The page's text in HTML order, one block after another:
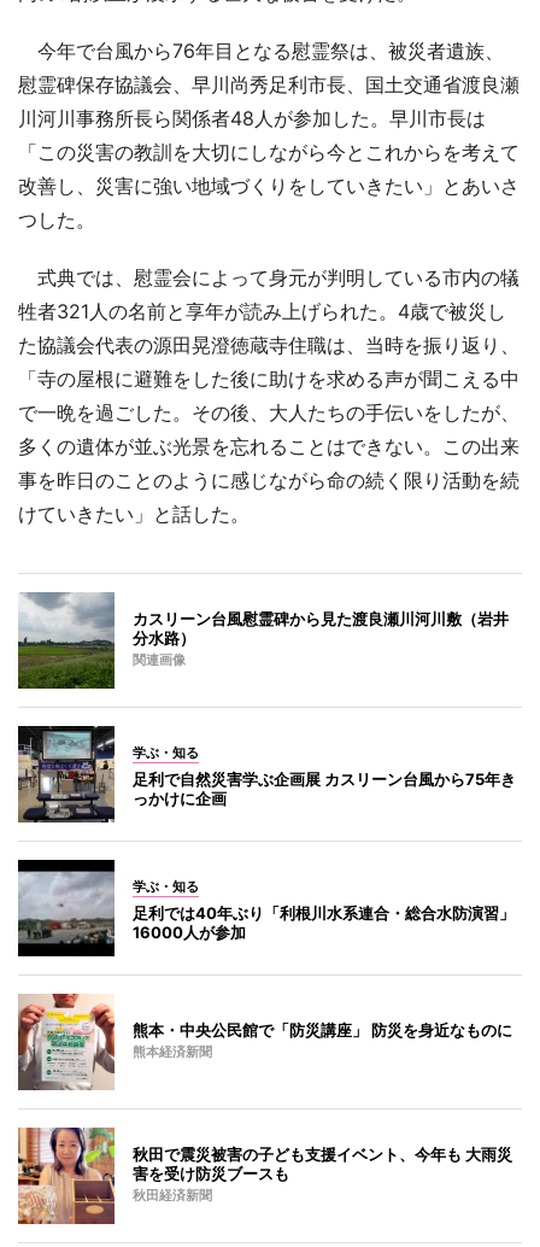
今年で台風から76年目となる慰霊祭は、被災者遺族、
慰霊碑保存協議会、早川尚秀足利市長、国土交通省渡良瀬
川河川事務所長ら関係者48人が参加した。早川市長は
「この災害の教訓を大切にしながら今とこれからを考えて
改善し、災害に強い地域づくりをしていきたい」とあいさ
つした。
式典では、慰霊会によって身元が判明している市内の犠
牲者321人の名前と享年が読み上げられた。4歳で被災し
た協議会代表の源田晃澄徳蔵寺住職は、当時を振り返り、
「寺の屋根に避難をした後に助けを求める声が聞こえる中
で一晩を過ごした。その後、大人たちの手伝いをしたが、
多くの遺体が並ぶ光景を忘れることはできない。この出来
事を昨日のことのように感じながら命の続く限り活動を続
けていきたい」と話した。
カスリーン台風慰霊碑から見た渡良瀬川河川敷（岩井
分水路）
関連画像
学ぶ・知る
足利で自然災害学ぶ企画展 カスリーン台風から75年き
っかけに企画
学ぶ・知る
足利では40年ぶり「利根川水系連合・総合水防演習」
16000人が参加
熊本・中央公民館で「防災講座」 防災を身近なものに
熊本経済新聞
秋田で震災被害の子ども支援イベント、今年も 大雨災
害を受け防災ブースも
秋田経済新聞